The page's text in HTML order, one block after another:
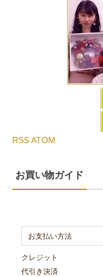
RSSATOM
お買い物ガイド
お支払い方法
クレジット
代引き決済